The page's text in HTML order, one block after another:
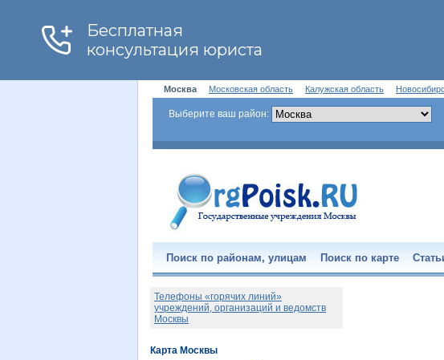
Москва Московская область Калужская область
Выберите ваш район:
Поиск по районам, улицам Поиск по карте
Телефоны «горячих линий»
учреждений, организаций и ведомств
Москвы